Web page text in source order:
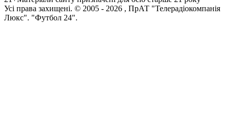
Усi права захищенi. © 2005 - 2026 , ПрАТ "Телерадіокомпанія
Люкс". "Футбол 24".